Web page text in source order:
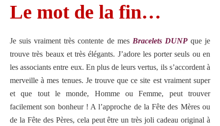
Le mot de la fin…
Je suis vraiment très contente de mes Bracelets DUNPque je
trouve très beaux et très élégants. J’adore les porter seuls ou en
les associants entre eux. En plus de leurs vertus, ils s’accordent à
merveille à mes tenues. Je trouve que ce site est vraiment super
et que tout le monde, Homme ou Femme, peut trouver
facilement son bonheur ! A l’approche de la Fête des Mères ou
de la Fête des Pères, cela peut être un très joli cadeau original à